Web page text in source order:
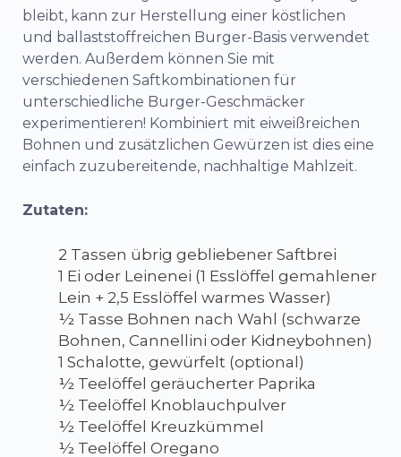
bleibt, kann zur Herstellung einer köstlichen
und ballaststoffreichen Burger-Basis verwendet
werden. Außerdem können Sie mit
verschiedenen Saftkombinationen für
unterschiedliche Burger-Geschmäcker
experimentieren! Kombiniert mit eiweißreichen
Bohnen und zusätzlichen Gewürzen ist dies eine
einfach zuzubereitende, nachhaltige Mahlzeit.
Zutaten:
2 Tassen übrig gebliebener Saftbrei
1 Ei oder Leinenei (1 Esslöffel gemahlener
Lein + 2,5 Esslöffel warmes Wasser)
½ Tasse Bohnen nach Wahl (schwarze
Bohnen, Cannellini oder Kidneybohnen)
1 Schalotte, gewürfelt (optional)
½ Teelöffel geräucherter Paprika
½ Teelöffel Knoblauchpulver
½ Teelöffel Kreuzkümmel
½ Teelöffel Oregano